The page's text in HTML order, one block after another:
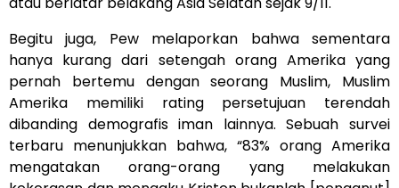
Begitu juga, Pew melaporkan bahwa sementara
hanya kurang dari setengah orang Amerika yang
pernah bertemu dengan seorang Muslim, Muslim
Amerika memiliki rating persetujuan terendah
dibanding demografis iman lainnya. Sebuah survei
terbaru menunjukkan bahwa, “83% orang Amerika
mengatakan orang-orang yang melakukan